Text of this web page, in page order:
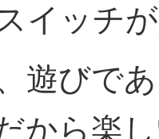
イッチ
遊びで
から楽